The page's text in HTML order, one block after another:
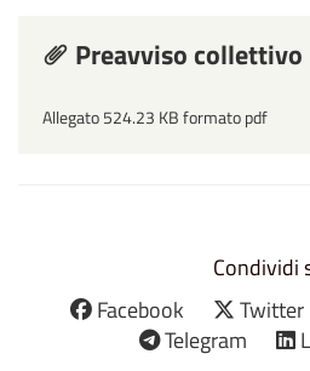
Preavviso collettivo
Allegato 524.23 KB formato pdf
Condividi
Facebook
Twitter
Telegram